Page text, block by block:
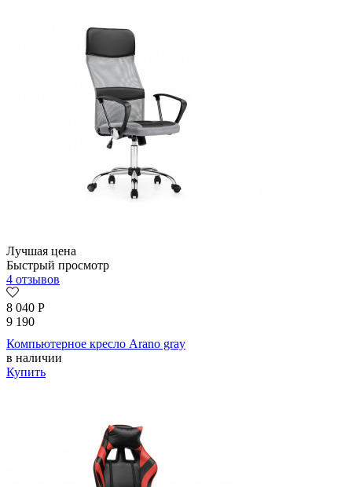
Лучшая цена
Быстрый просмотр
4 отзывов
8 040 Р
9 190
Компьютерное кресло Arano gray
в наличии
Купить